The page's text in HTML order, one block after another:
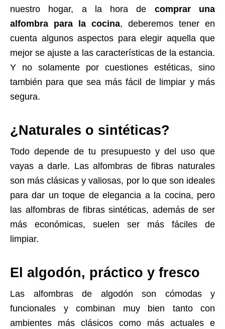
nuestro hogar, a la hora de comprar una
alfombra para la cocina, deberemos tener en
cuenta algunos aspectos para elegir aquella que
mejor se ajuste a las características de la estancia.
Y no solamente por cuestiones estéticas, sino
también para que sea más fácil de limpiar y más
segura.
¿Naturales o sintéticas?
Todo depende de tu presupuesto y del uso que
vayas a darle. Las alfombras de fibras naturales
son más clásicas y valiosas, por lo que son ideales
para dar un toque de elegancia a la cocina, pero
las alfombras de fibras sintéticas, además de ser
más económicas, suelen ser más fáciles de
limpiar.
El algodón, práctico y fresco
Las alfombras de algodón son cómodas y
funcionales y combinan muy bien tanto con
ambientes más clásicos como más actuales e